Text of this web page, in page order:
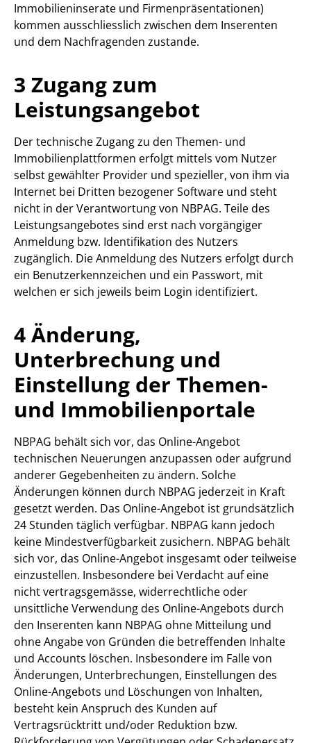
Immobilieninserate und Firmenpräsentationen)
kommen ausschliesslich zwischen dem Inserenten
und dem Nachfragenden zustande.
3 Zugang zum
Leistungsangebot
Der technische Zugang zu den Themen- und
Immobilienplattformen erfolgt mittels vom Nutzer
selbst gewählter Provider und spezieller, von ihm via
Internet bei Dritten bezogener Software und steht
nicht in der Verantwortung von NBPAG. Teile des
Leistungsangebotes sind erst nach vorgängiger
Anmeldung bzw. Identifikation des Nutzers
zugänglich. Die Anmeldung des Nutzers erfolgt durch
ein Benutzerkennzeichen und ein Passwort, mit
welchen er sich jeweils beim Login identifiziert.
4 Änderung,
Unterbrechung und
Einstellung der Themen-
und Immobilienportale
NBPAG behält sich vor, das Online-Angebot
technischen Neuerungen anzupassen oder aufgrund
anderer Gegebenheiten zu ändern. Solche
Änderungen können durch NBPAG jederzeit in Kraft
gesetzt werden. Das Online-Angebot ist grundsätzlich
24 Stunden täglich verfügbar. NBPAG kann jedoch
keine Mindestverfügbarkeit zusichern. NBPAG behält
sich vor, das Online-Angebot insgesamt oder teilweise
einzustellen. Insbesondere bei Verdacht auf eine
nicht vertragsgemässe, widerrechtliche oder
unsittliche Verwendung des Online-Angebots durch
den Inserenten kann NBPAG ohne Mitteilung und
ohne Angabe von Gründen die betreffenden Inhalte
und Accounts löschen. Insbesondere im Falle von
Änderungen, Unterbrechungen, Einstellungen des
Online-Angebots und Löschungen von Inhalten,
besteht kein Anspruch des Kunden auf
Vertragsrücktritt und/oder Reduktion bzw.